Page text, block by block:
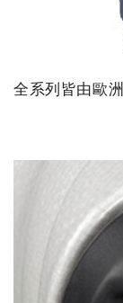
全系列皆由歐